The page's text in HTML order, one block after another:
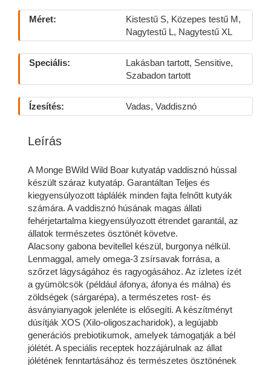
Méret:
Kistestű S, Közepes testű M,
Nagytestű L, Nagytestű XL
Speciális:
Lakásban tartott, Sensitive,
Szabadon tartott
Ízesítés: Vadas, Vaddisznó
Leírás
A Monge BWild Wild Boar kutyatáp vaddisznó hússal
készült száraz kutyatáp. Garantáltan Teljes és
kiegyensúlyozott táplálék minden fajta felnőtt kutyák
számára. A vaddisznó húsának magas állati
fehérjetartalma kiegyensúlyozott étrendet garantál, az
állatok természetes ösztönét követve.
Alacsony gabona bevitellel készül, burgonya nélkül.
Lenmaggal, amely omega-3 zsírsavak forrása, a
szőrzet lágyságához és ragyogásához. Az ízletes ízét
a gyümölcsök (például áfonya, áfonya és málna) és
zöldségek (sárgarépa), a természetes rost- és
ásványianyagok jelenléte is elősegíti. A készítményt
dúsítják XOS (Xilo-oligoszacharidok), a legújabb
generációs prebiotikumok, amelyek támogatják a bél
jólétét. A speciális receptek hozzájárulnak az állat
jólétének fenntartásához és természetes ösztönének